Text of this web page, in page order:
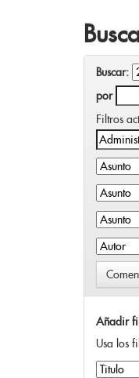
Buscar:
por
Filtros
Añadir
Usa los